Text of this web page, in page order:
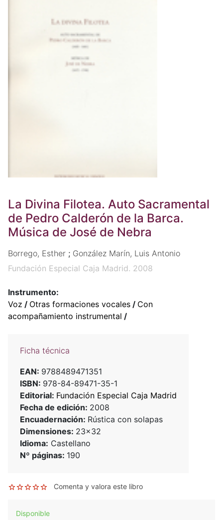
La Divina Filotea. Auto Sacramental
de Pedro Calderón de la Barca.
Música de José de Nebra
Borrego, Esther ; González Marín, Luis Antonio
Fundación Especial Caja Madrid. 2008
Instrumento:
Voz / Otras formaciones vocales / Con
acompañamiento instrumental /
Ficha técnica
EAN: 9788489471351
ISBN: 978-84-89471-35-1
Editorial: Fundación Especial Caja Madrid
Fecha de edición: 2008
Encuadernación: Rústica con solapas
Dimensiones: 23x32
Idioma: Castellano
Nº páginas: 190
Comenta y valora este libro
Disponible